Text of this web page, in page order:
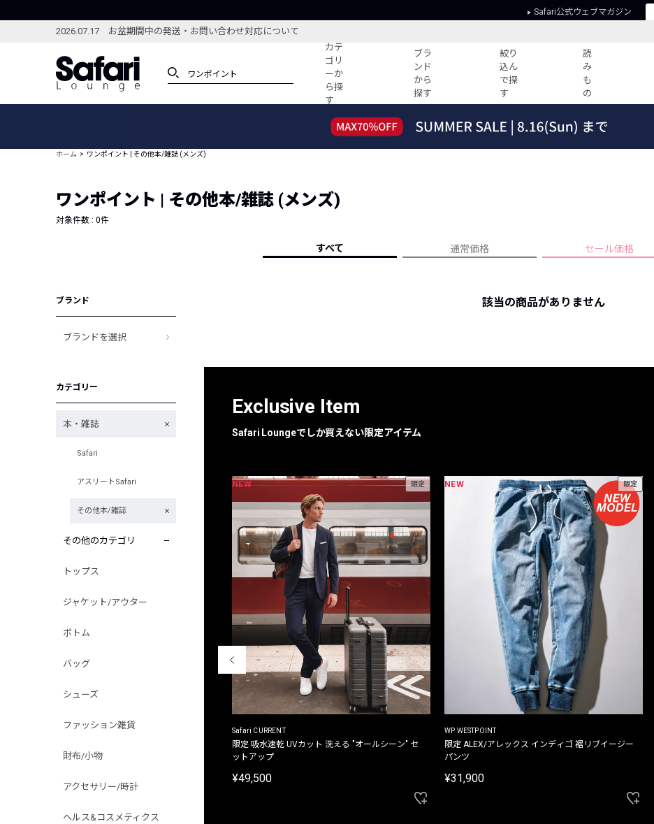
Safari公式ウェブマガジン
2026.07.17 お盆期間中の発送・お問い合わせ対応について
カテ
ゴリ
ーか
ら探
す
ブラ
ンド
から
探す
絞り
込ん
で探
す
読
み
も
の
ブランドから探す
新着アイテム
編集部のおすすめアイテム
コーディネート
すべての記事
人気記事ランキング
フォーカスブランド
プライバシーポリシー
ホーム ワンポイント | その他本/雑誌 (メンズ)
ワンポイント | その他本/雑誌 (メンズ)
対象件数 : 0件
すべて 通常価格 セール価格
ブランド
ブランドを選択
カテゴリー
本・雑誌
Safari
アスリートSafari
その他本/雑誌
その他のカテゴリ
トップス
ジャケット/アウター
ボトム
バッグ
シューズ
ファッション雑貨
財布/小物
アクセサリー/時計
ヘルス&コスメティクス
該当の商品がありません
Exclusive Item
Safari Loungeでしか買えない限定アイテム
NEW 限定
Safari CURRENT
限定 吸水速乾 UVカット 洗える "オールシーン" セ
ットアップ
¥49,500
NEW 限定
WP WESTPOINT
限定 ALEX/アレックス インディゴ 裾リブイージー
パンツ
¥31,900